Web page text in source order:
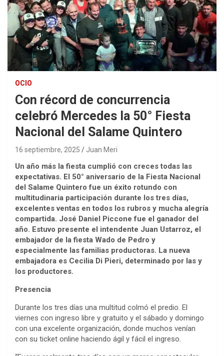
OCIO
Con récord de concurrencia
celebró Mercedes la 50° Fiesta
Nacional del Salame Quintero
16 septiembre, 2025 Juan Meri
Un año más la fiesta cumplió con creces todas las
expectativas. El 50° aniversario de la Fiesta Nacional
del Salame Quintero fue un éxito rotundo con
multitudinaria participación durante los tres días,
excelentes ventas en todos los rubros y mucha alegría
compartida. José Daniel Piccone fue el ganador del
año. Estuvo presente el intendente Juan Ustarroz, el
embajador de la fiesta Wado de Pedro y
especialmente las familias productoras. La nueva
embajadora es Cecilia Di Pieri, determinado por las y
los productores.
Presencia
Durante los tres días una multitud colmó el predio. El
viernes con ingreso libre y gratuito y el sábado y domingo
con una excelente organización, donde muchos venían
con su ticket online haciendo ágil y fácil el ingreso.